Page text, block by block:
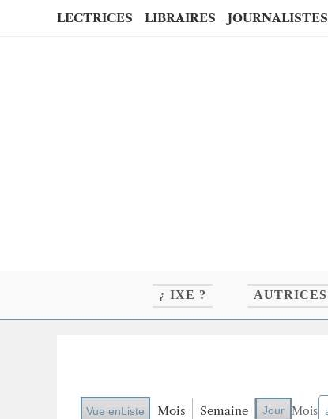
LECTRICES LIBRAIRES JOURNALISTES
¿ IXE ? AUTRICES
Vue enListe Mois Semaine Jour Mois